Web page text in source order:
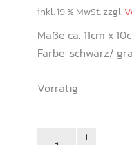
inkl. 19 % MwSt.zzgl.
Maße ca. 11cm x
Farbe: schwarz/
Vorrätig
Schandmaul